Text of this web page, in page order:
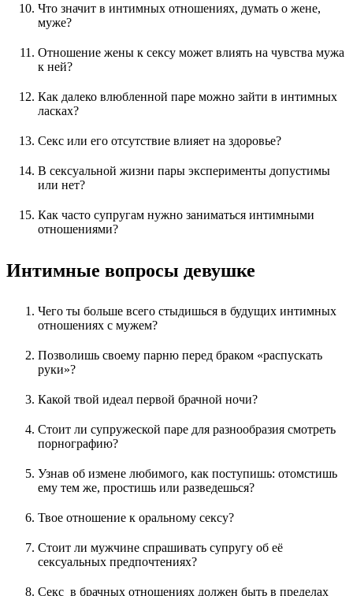
Что значит в интимных отношениях, думать о жене,
муже?
Отношение жены к сексу может влиять на чувства мужа
к ней?
Как далеко влюбленной паре можно зайти в интимных
ласках?
Секс или его отсутствие влияет на здоровье?
В сексуальной жизни пары эксперименты допустимы
или нет?
Как часто супругам нужно заниматься интимными
отношениями?
Интимные вопросы девушке
Чего ты больше всего стыдишься в будущих интимных
отношениях с мужем?
Позволишь своему парню перед браком «распускать
руки»?
Какой твой идеал первой брачной ночи?
Стоит ли супружеской паре для разнообразия смотреть
порнографию?
Узнав об измене любимого, как поступишь: отомстишь
ему тем же, простишь или разведешься?
Твое отношение к оральному сексу?
Стоит ли мужчине спрашивать супругу об её
сексуальных предпочтениях?
Секс в брачных отношениях должен быть в пределах